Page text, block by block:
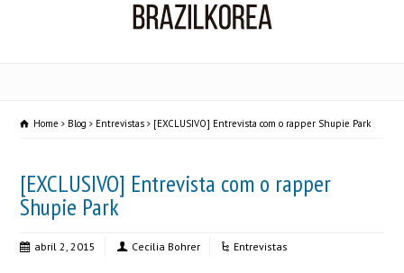
Home Blog Entrevistas [EXCLUSIVO] Entrevista com o rapper Shupie Park
[EXCLUSIVO] Entrevista com o rapper
Shupie Park
abril 2, 2015 Cecilia Bohrer Entrevistas